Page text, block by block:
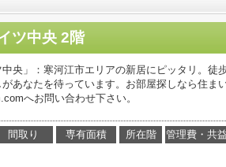
ツ中央 2階
中央」：寒河江市エリアの新居にピッタリ。
あなたを待っています。お部屋探しなら住ま
へお問い合わせ下さい。
間取り 専有面積 所在階 管理費・共